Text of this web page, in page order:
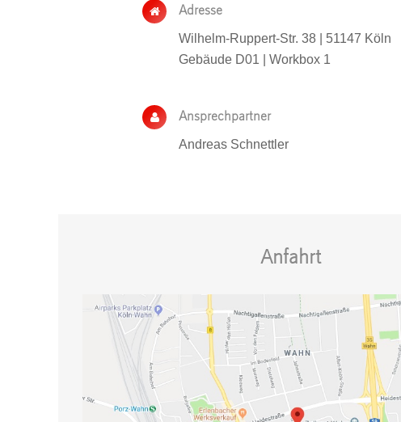
Adresse
Wilhelm-Ruppert-Str. 38 | 51147 Köln
Gebäude D01 | Workbox 1
Ansprechpartner
Andreas Schnettler
Anfahrt